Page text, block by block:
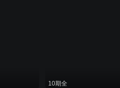
10期全